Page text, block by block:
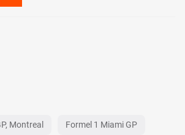
Montreal Formel 1 Miami GP